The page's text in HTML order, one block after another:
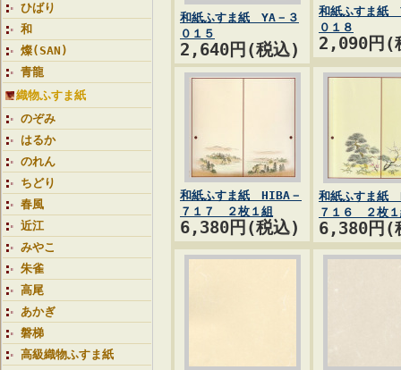
ひばり
和
燦(SAN)
青龍
織物ふすま紙
のぞみ
はるか
のれん
ちどり
春風
近江
みやこ
朱雀
高尾
あかぎ
磐梯
高級織物ふすま紙
和紙ふすま紙 YA－３
０１５
2,640円(税込)
和紙ふすま紙
０１８
2,090円(
和紙ふすま紙 HIBA－
７１７ ２枚１組
6,380円(税込)
和紙ふすま紙
７１６ ２枚
6,380円(